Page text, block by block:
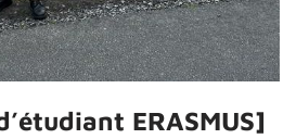
ERASMUS]